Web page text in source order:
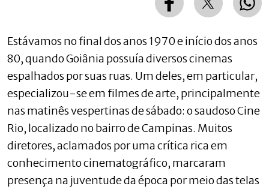
Estávamos no final dos anos 1970 e início dos anos
80, quando Goiânia possuía diversos cinemas
espalhados por suas ruas. Um deles, em particular,
especializou-se em filmes de arte, principalmente
nas matinês vespertinas de sábado: o saudoso Cine
Rio, localizado no bairro de Campinas. Muitos
diretores, aclamados por uma crítica rica em
conhecimento cinematográfico, marcaram
presença na juventude da época por meio das telas